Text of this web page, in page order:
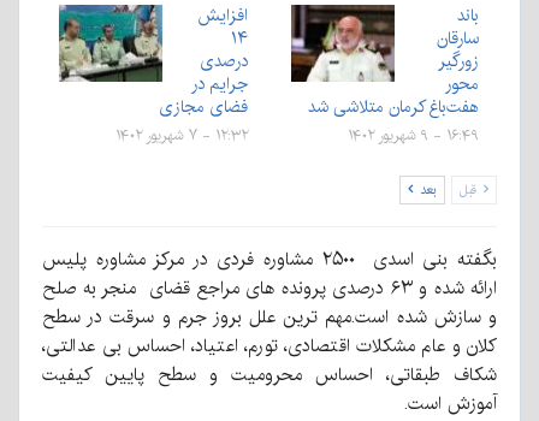
باند
سارقان
زورگیر
محور
هفت‌باغ کرمان متلاشی شد
۱۶:۴۹ - ۹ شهریور ۱۴۰۲
افزایش
۱۴
درصدی
جرایم در
فضای مجازی
۱۲:۳۲ - ۷ شهریور ۱۴۰۲
قبل بعد
بگفته بنی اسدی ۲۵۰۰ مشاوره فردی در مرکز مشاوره پلیس
ارائه شده و ۶۳ درصدی پرونده های مراجع قضای منجر به صلح
و سازش شده است.مهم ترین علل بروز جرم و سرقت در سطح
کلان و عام مشکلات اقتصادی، تورم، اعتیاد، احساس بی عدالتی،
شکاف طبقاتی، احساس محرومیت و سطح پایین کیفیت
آموزش است.